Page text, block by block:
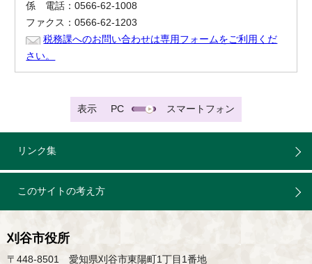
係 電話：0566-62-1008
ファクス：0566-62-1203
税務課へのお問い合わせは専用フォームをご利用くだ
さい。
表示 PC スマートフォン
リンク集
このサイトの考え方
刈谷市役所
〒448-8501 愛知県刈谷市東陽町1丁目1番地